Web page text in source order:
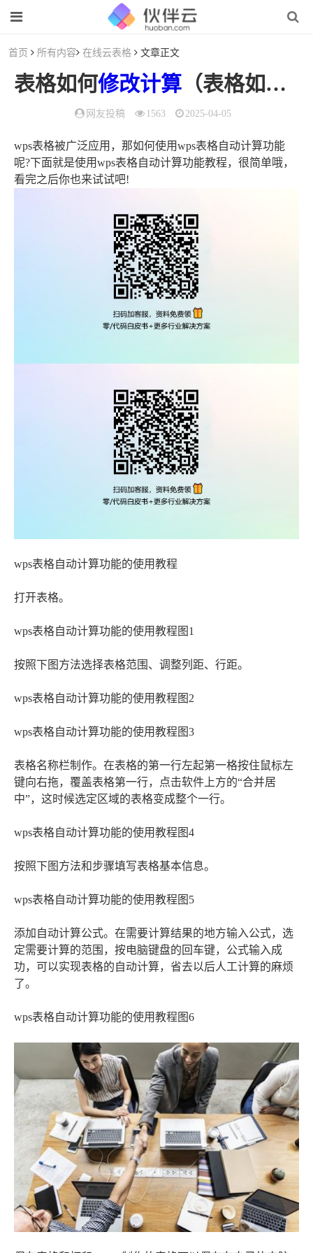
首页 所有内容 在线云表格 文章正文
表格如何修改计算 （表格如何
网友投稿 1563 2025-04-05
wps表格被广泛应用，那如何使用wps表格自动计算功能
呢?下面就是使用wps表格自动计算功能教程，很简单哦，
看完之后你也来试试吧!
wps表格自动计算功能的使用教程
打开表格。
wps表格自动计算功能的使用教程图1
按照下图方法选择表格范围、调整列距、行距。
wps表格自动计算功能的使用教程图2
wps表格自动计算功能的使用教程图3
表格名称栏制作。在表格的第一行左起第一格按住鼠标左
键向右拖，覆盖表格第一行，点击软件上方的“合并居
中”，这时候选定区域的表格变成整个一行。
wps表格自动计算功能的使用教程图4
按照下图方法和步骤填写表格基本信息。
wps表格自动计算功能的使用教程图5
添加自动计算公式。在需要计算结果的地方输入公式，选
定需要计算的范围，按电脑键盘的回车键，公式输入成
功，可以实现表格的自动计算，省去以后人工计算的麻烦
了。
wps表格自动计算功能的使用教程图6